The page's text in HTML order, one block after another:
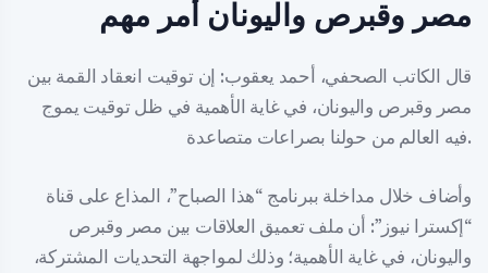
مصر وقبرص واليونان أمر مهم
قال الكاتب الصحفي، أحمد يعقوب: إن توقيت انعقاد القمة بين
مصر وقبرص واليونان، في غاية الأهمية في ظل توقيت يموج
فيه العالم من حولنا بصراعات متصاعدة.
وأضاف خلال مداخلة ببرنامج “هذا الصباح”، المذاع على قناة
“إكسترا نيوز”: أن ملف تعميق العلاقات بين مصر وقبرص
واليونان، في غاية الأهمية؛ وذلك لمواجهة التحديات المشتركة،